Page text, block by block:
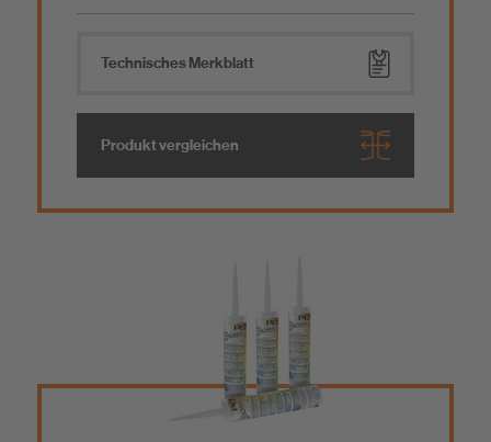
Technisches Merkblatt
Produkt vergleichen